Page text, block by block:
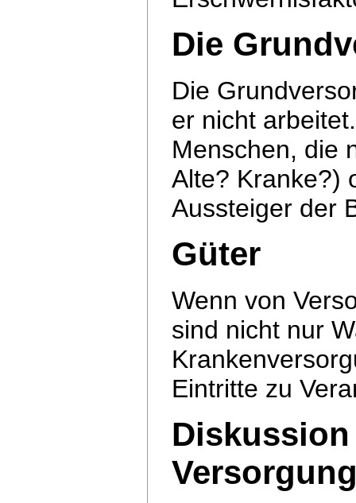
Die
Die
er nicht
Menschen, die
Alte? Kranke?)
Aussteiger der
Güter
Wenn von
sind nicht nur
Eintritte zu